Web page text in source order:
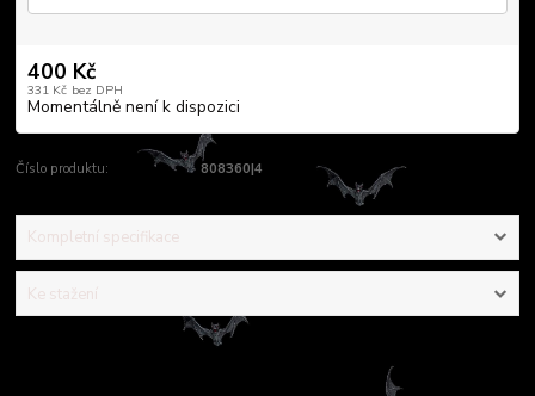
400 Kč
331 Kč bez DPH
Momentálně není k dispozici
Číslo produktu: 808360|4
Kompletní specifikace
Ke stažení